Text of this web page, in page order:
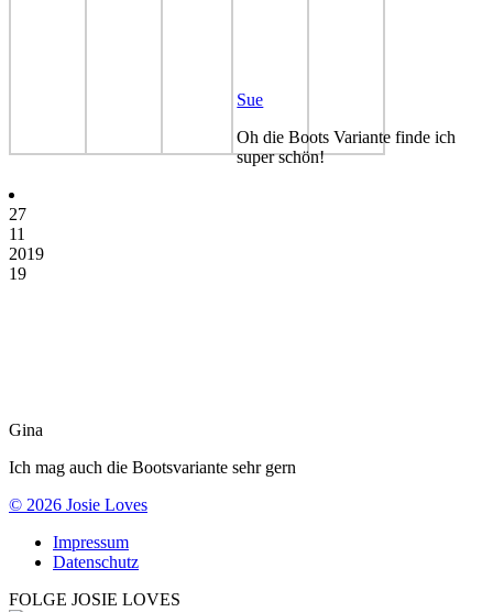
Sue
Oh die Boots Variante finde ich
super schön!
27
11
2019
19
Gina
Ich mag auch die Bootsvariante sehr gern
© 2026 Josie Loves
Impressum
Datenschutz
FOLGE JOSIE LOVES